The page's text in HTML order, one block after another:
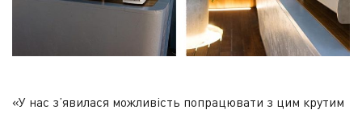
«У нас з’явилася можливість попрацювати з цим крутим